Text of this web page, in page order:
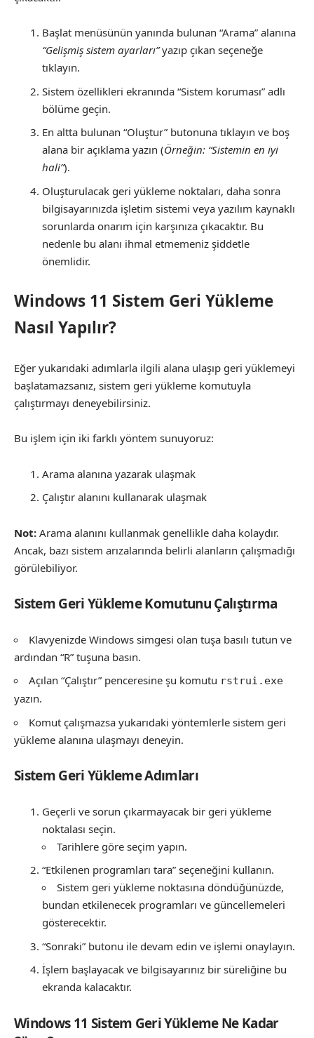
Başlat menüsünün yanında bulunan “Arama” alanına
“Gelişmiş sistem ayarları”yazıp çıkan seçeneğe
tıklayın.
Sistem özellikleri ekranında “Sistem koruması” adlı
bölüme geçin.
En altta bulunan “Oluştur” butonuna tıklayın ve boş
alana bir açıklama yazın (Örneğin: “Sistemin en iyi
hali”).
Oluşturulacak geri yükleme noktaları, daha sonra
bilgisayarınızda işletim sistemi veya yazılım kaynaklı
sorunlarda onarım için karşınıza çıkacaktır. Bu
nedenle bu alanı ihmal etmemeniz şiddetle
önemlidir.
Windows 11 Sistem Geri Yükleme
Nasıl Yapılır?
Eğer yukarıdaki adımlarla ilgili alana ulaşıp geri yüklemeyi
başlatamazsanız, sistem geri yükleme komutuyla
çalıştırmayı deneyebilirsiniz.
Bu işlem için iki farklı yöntem sunuyoruz:
Arama alanına yazarak ulaşmak
Çalıştır alanını kullanarak ulaşmak
Not: Arama alanını kullanmak genellikle daha kolaydır.
Ancak, bazı sistem arızalarında belirli alanların çalışmadığı
görülebiliyor.
Sistem Geri Yükleme Komutunu Çalıştırma
Klavyenizde Windows simgesi olan tuşa basılı tutun ve
ardından “R” tuşuna basın.
Açılan “Çalıştır” penceresine şu komutu rstrui.exe
yazın.
Komut çalışmazsa yukarıdaki yöntemlerle sistem geri
yükleme alanına ulaşmayı deneyin.
Sistem Geri Yükleme Adımları
Geçerli ve sorun çıkarmayacak bir geri yükleme
noktalası seçin.
Tarihlere göre seçim yapın.
“Etkilenen programları tara” seçeneğini kullanın.
Sistem geri yükleme noktasına döndüğünüzde,
bundan etkilenecek programları ve güncellemeleri
gösterecektir.
“Sonraki” butonu ile devam edin ve işlemi onaylayın.
İşlem başlayacak ve bilgisayarınız bir süreliğine bu
ekranda kalacaktır.
Windows 11 Sistem Geri Yükleme Ne Kadar